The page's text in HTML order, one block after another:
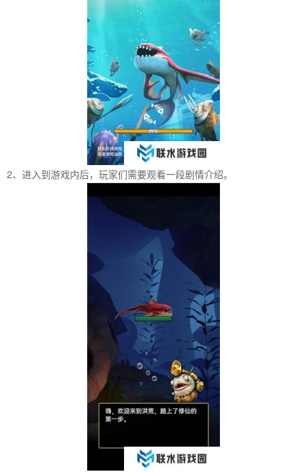
2、进入到游戏内后，玩家们需要观看一段剧情介绍。